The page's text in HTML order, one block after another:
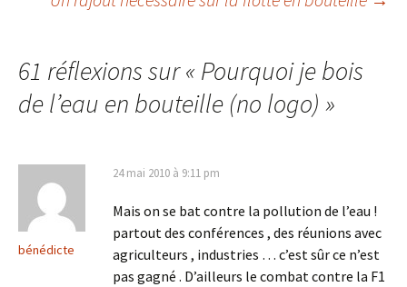
des
articles
61 réflexions sur « Pourquoi je bois
de l’eau en bouteille (no logo) »
bénédicte
24 mai 2010 à 9:11 pm
Mais on se bat contre la pollution de l’eau !
partout des conférences , des réunions avec
agriculteurs , industries … c’est sûr ce n’est
pas gagné . D’ailleurs le combat contre la F1